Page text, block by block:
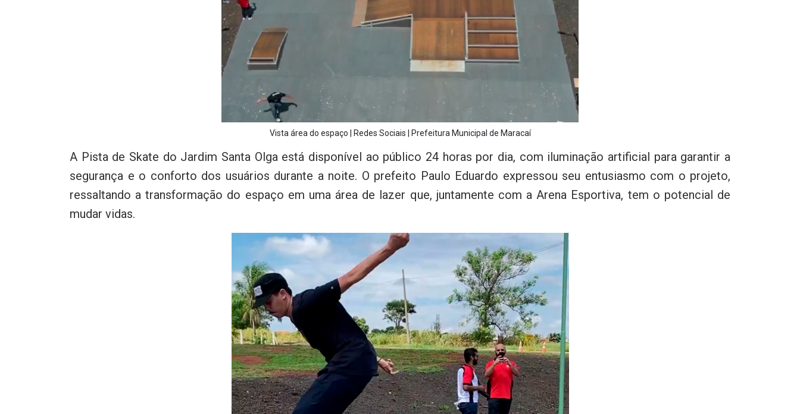
Vista área do espaço | Redes Sociais | Prefeitura Municipal de Maracaí
A Pista de Skate do Jardim Santa Olga está disponível ao público 24 horas por dia, com iluminação artificial para garantir a
segurança e o conforto dos usuários durante a noite. O prefeito Paulo Eduardo expressou seu entusiasmo com o projeto,
ressaltando a transformação do espaço em uma área de lazer que, juntamente com a Arena Esportiva, tem o potencial de
mudar vidas.